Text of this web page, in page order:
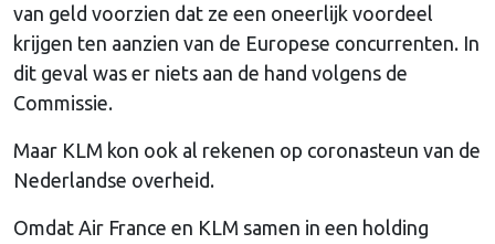
van geld voorzien dat ze een oneerlijk voordeel
krijgen ten aanzien van de Europese concurrenten. In
dit geval was er niets aan de hand volgens de
Commissie.
Maar KLM kon ook al rekenen op coronasteun van de
Nederlandse overheid.
Omdat Air France en KLM samen in een holding